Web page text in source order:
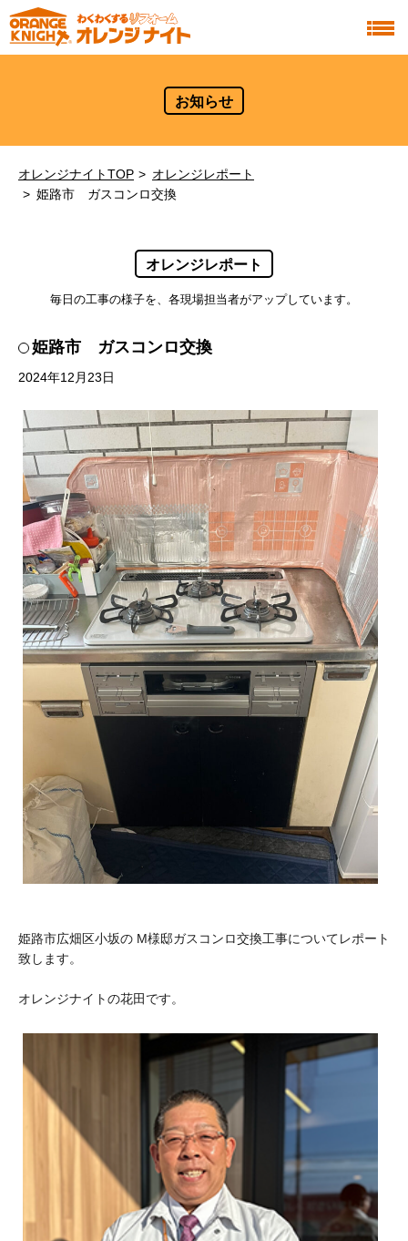
お知らせ
オレンジナイトTOP
オレンジレポート
姫路市 ガスコンロ交換
オレンジレポート
毎日の工事の様子を、各現場担当者がアップしています。
姫路市 ガスコンロ交換
2024年12月23日
姫路市広畑区小坂の M様邸ガスコンロ交換工事についてレポート
致します。
オレンジナイトの花田です。